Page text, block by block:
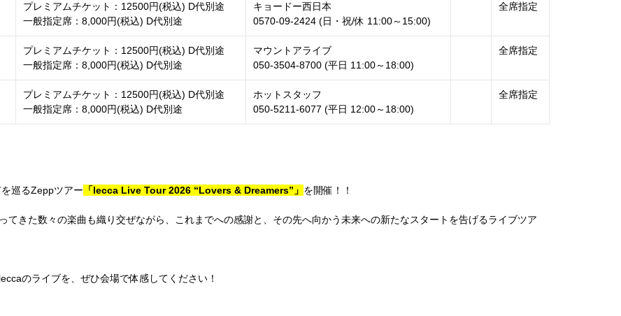
プレミアムチケット：12500円(税込) D代別途
一般指定席：8,000円(税込) D代別途
キョードー西日本
0570-09-2424 (日・祝/休 11:00～15:00)
全席指定
プレミアムチケット：12500円(税込) D代別途
一般指定席：8,000円(税込) D代別途
マウントアライブ
050-3504-8700 (平日 11:00～18:00)
全席指定
プレミアムチケット：12500円(税込) D代別途
一般指定席：8,000円(税込) D代別途
ホットスタッフ
050-5211-6077 (平日 12:00～18:00)
全席指定
巡るZeppツアー 「lecca Live Tour 2026 “Lovers & Dreamers”」 を開催！！
てきた数々の楽曲も織り交ぜながら、これまでへの感謝と、その先へ向かう未来への新たなスタートを告げるライブツア
のライブを、ぜひ会場で体感してください！